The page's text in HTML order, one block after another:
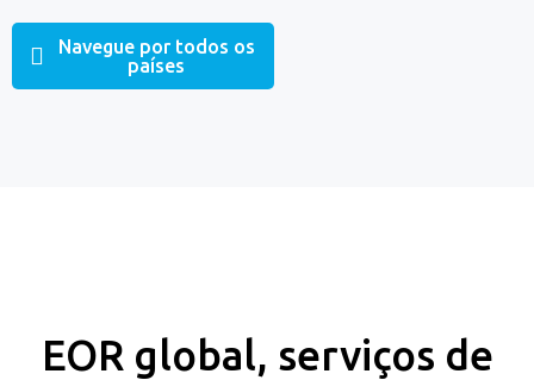
Navegue por todos os
países
EOR global, serviços de